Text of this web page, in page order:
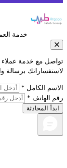
خدمة العملاء
مع خدمة عملاء
برسالة
الكامل *
الهاتف *
المحادثة